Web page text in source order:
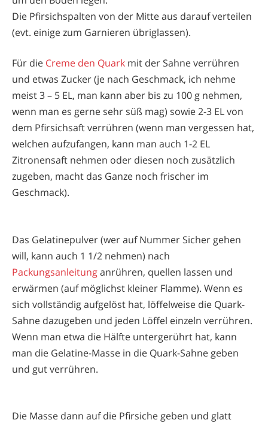
Die Pfirsichspalten von der Mitte aus darauf verteilen
(evt. einige zum Garnieren übriglassen).
Für die Creme den Quark mit der Sahne verrühren
und etwas Zucker (je nach Geschmack, ich nehme
meist 3 – 5 EL, man kann aber bis zu 100 g nehmen,
wenn man es gerne sehr süß mag) sowie 2-3 EL von
dem Pfirsichsaft verrühren (wenn man vergessen hat,
welchen aufzufangen, kann man auch 1-2 EL
Zitronensaft nehmen oder diesen noch zusätzlich
zugeben, macht das Ganze noch frischer im
Geschmack).
Das Gelatinepulver (wer auf Nummer Sicher gehen
will, kann auch 1 1/2 nehmen) nach
Packungsanleitunganrühren, quellen lassen und
erwärmen (auf möglichst kleiner Flamme). Wenn es
sich vollständig aufgelöst hat, löffelweise die Quark-
Sahne dazugeben und jeden Löffel einzeln verrühren.
Wenn man etwa die Hälfte untergerührt hat, kann
man die Gelatine-Masse in die Quark-Sahne geben
und gut verrühren.
Die Masse dann auf die Pfirsiche geben und glatt